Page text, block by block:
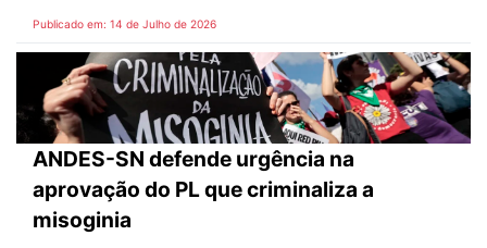
Publicado em: 14 de Julho de 2026
ANDES-SN defende urgência na
aprovação do PL que criminaliza a
misoginia